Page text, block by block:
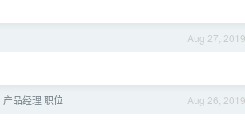
Aug 27, 2019
Aug 26, 2019
品经理 职位